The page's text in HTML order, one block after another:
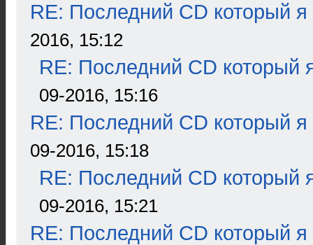
RE: Последний CD который я
2016, 15:12
RE: Последний CD который
09-2016, 15:16
RE: Последний CD который я
09-2016, 15:18
RE: Последний CD который
09-2016, 15:21
RE: Последний CD который я